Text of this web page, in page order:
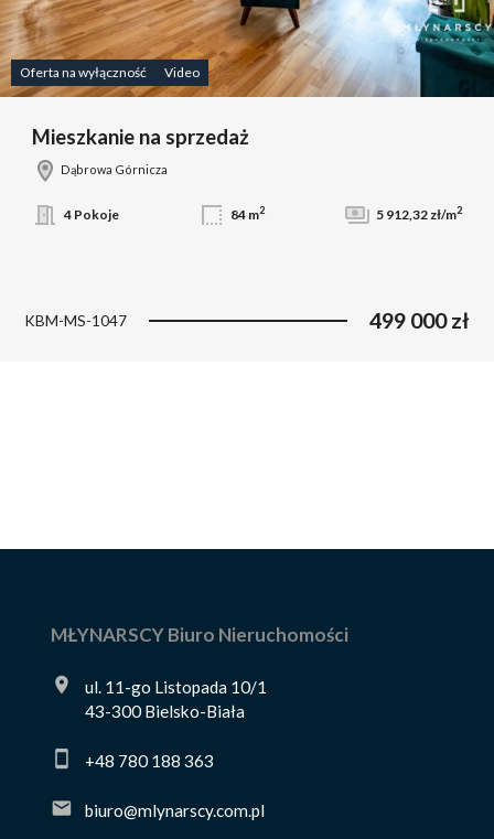
Oferta na wyłączność Video
Mieszkanie na sprzedaż
Dąbrowa Górnicza
4 Pokoje 84 m2 5 912,32 zł/m2
KBM-MS-1047 499 000 zł
MŁYNARSCY Biuro Nieruchomości
ul. 11-go Listopada 10/1
43-300 Bielsko-Biała
+48 780 188 363
biuro@mlynarscy.com.pl